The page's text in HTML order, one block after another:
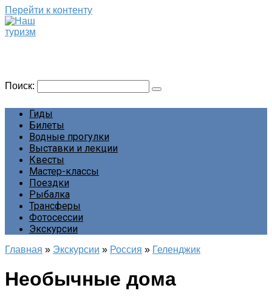
Перейти к контенту
Поиск:
Гиды
Билеты
Водные прогулки
Выставки и лекции
Квесты
Мастер-классы
Поездки
Рыбалка
Трансферы
Фотосессии
Экскурсии
Главная » Экскурсии » Россия » Геленджик
Необычные дома